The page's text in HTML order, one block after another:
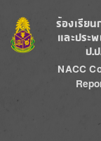
Image
ร้องเรีย
และประ
ป.
NACC